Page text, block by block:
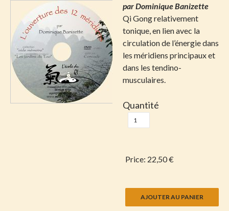
par Dominique Banizette
Qi Gong relativement
tonique, en lien avec la
circulation de l’énergie dans
les méridiens principaux et
dans les tendino-
musculaires.
Quantité
Price: 22,50 €